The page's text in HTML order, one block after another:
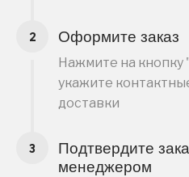
Оформите заказ
Нажмите на кнопку
укажите
доставки
Подтвердите
менеджером